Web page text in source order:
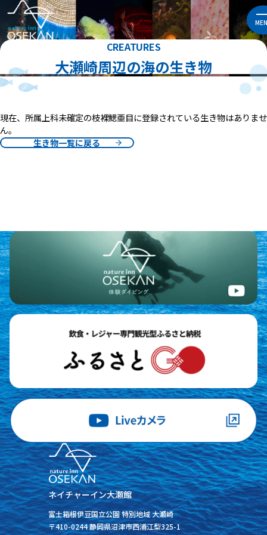
CREATURES
大瀬崎周辺の海の生き物
現在、所属上科未確定の枝裸鰓亜目に登録されている生き物はありませ
ん。
生き物一覧に戻る
ネイチャーイン大瀬館
富士箱根伊豆国立公園 特別地域 大瀬崎
〒410-0244 静岡県沼津市西浦江梨325-1